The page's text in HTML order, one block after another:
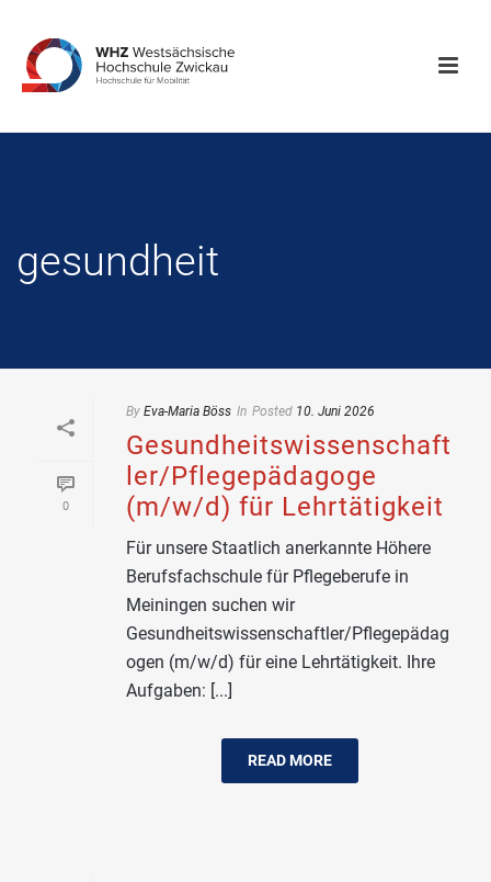
gesundheit
0
By Eva-Maria Böss In Posted 10. Juni 2026
Gesundheitswissenschaft
ler/Pflegepädagoge
(m/w/d) für Lehrtätigkeit
Für unsere Staatlich anerkannte Höhere
Berufsfachschule für Pflegeberufe in
Meiningen suchen wir
Gesundheitswissenschaftler/Pflegepädag
ogen (m/w/d) für eine Lehrtätigkeit. Ihre
Aufgaben: [...]
READ MORE